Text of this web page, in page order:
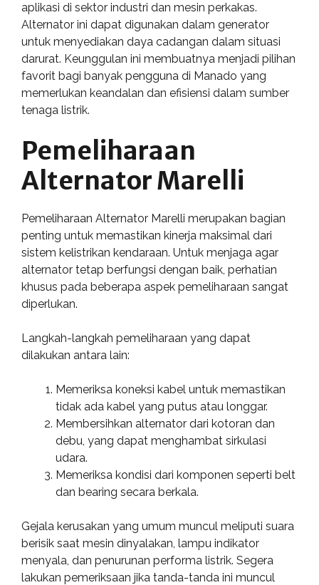
aplikasi di sektor industri dan mesin perkakas.
Alternator ini dapat digunakan dalam generator
untuk menyediakan daya cadangan dalam situasi
darurat. Keunggulan ini membuatnya menjadi pilihan
favorit bagi banyak pengguna di Manado yang
memerlukan keandalan dan efisiensi dalam sumber
tenaga listrik.
Pemeliharaan
Alternator Marelli
Pemeliharaan Alternator Marelli merupakan bagian
penting untuk memastikan kinerja maksimal dari
sistem kelistrikan kendaraan. Untuk menjaga agar
alternator tetap berfungsi dengan baik, perhatian
khusus pada beberapa aspek pemeliharaan sangat
diperlukan.
Langkah-langkah pemeliharaan yang dapat
dilakukan antara lain:
Memeriksa koneksi kabel untuk memastikan
tidak ada kabel yang putus atau longgar.
Membersihkan alternator dari kotoran dan
debu, yang dapat menghambat sirkulasi
udara.
Memeriksa kondisi dari komponen seperti belt
dan bearing secara berkala.
Gejala kerusakan yang umum muncul meliputi suara
berisik saat mesin dinyalakan, lampu indikator
menyala, dan penurunan performa listrik. Segera
lakukan pemeriksaan jika tanda-tanda ini muncul